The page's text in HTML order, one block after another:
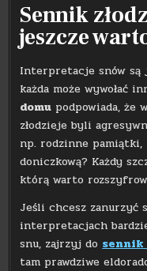
Sennik
jeszcze
Interpretacje snów są
każda może wywołać
domu podpowiada, że
złodzieje byli
np. rodzinne
doniczkową? Każdy
którą warto
Jeśli chcesz zanurzyć
interpretacjach
snu, zajrzyj do sennik
tam prawdziwe